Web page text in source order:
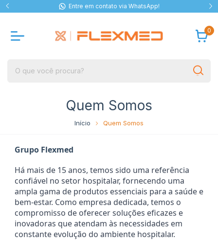
Entre em contato via WhatsApp!
0
Quem Somos
Início Quem Somos
Grupo Flexmed
Há mais de 15 anos, temos sido uma referência
confiável no setor hospitalar, fornecendo uma
ampla gama de produtos essenciais para a saúde e
bem-estar. Como empresa dedicada, temos o
compromisso de oferecer soluções eficazes e
inovadoras que atendam às necessidades em
constante evolução do ambiente hospitalar.